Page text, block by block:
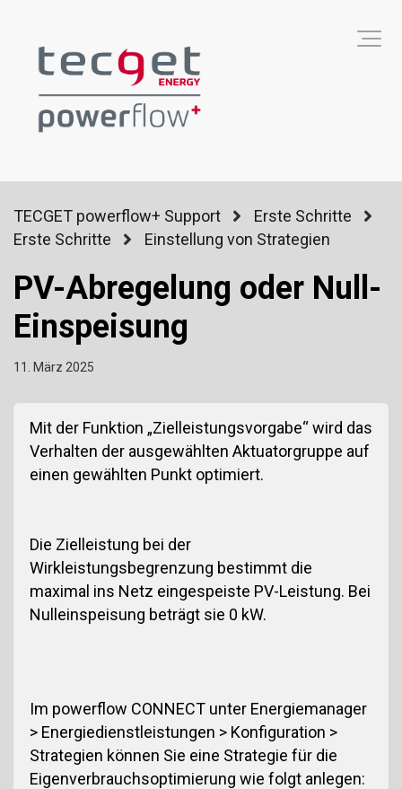
TECGET powerflow+ Support
Erste Schritte
Erste Schritte
Einstellung von Strategien
PV-Abregelung oder Null-
Einspeisung
11. März 2025
Mit der Funktion „Zielleistungsvorgabe“ wird das
Verhalten der ausgewählten Aktuatorgruppe auf
einen gewählten Punkt optimiert.
Die Zielleistung bei der
Wirkleistungsbegrenzung bestimmt die
maximal ins Netz eingespeiste PV-Leistung. Bei
Nulleinspeisung beträgt sie 0 kW.
Im powerflow CONNECT unter Energiemanager
> Energiedienstleistungen > Konfiguration >
Strategien können Sie eine Strategie für die
Eigenverbrauchsoptimierung wie folgt anlegen: